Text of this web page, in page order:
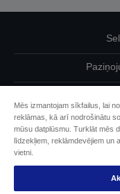
Epson
Mēs izmantojam sīkfailus, lai
reklāmas, kā arī nodrošinātu
mūsu datplūsmu. Turklāt mēs
līdzekļiem, reklāmdevējiem un
vietni.